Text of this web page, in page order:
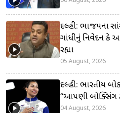
દિલ્હી: ભાજપના
ગાંધીનું નિવેદન કે
રહ્યા
05 August, 2026
દિલ્હી: ભારતીય
“આપણી બોક્સિંગ
04 August, 2026